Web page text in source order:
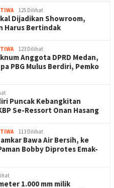
125 Dilihat
Dijadikan Showroom,
Harus Bertindak
123 Dilihat
Anggota DPRD Medan,
PBG Mulus Berdiri, Pemko
Puncak Kebangkitan
Se-Ressort Onan Hasang
113 Dilihat
Bawa Air Bersih, ke
Bobby Diprotes Emak-
1.000 mm milik